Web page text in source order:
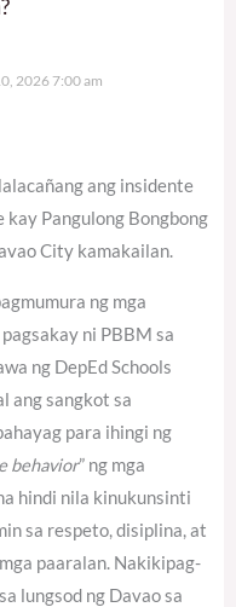
2026 7:00 am
ang insidente
Pangulong Bongbong
City kamakailan.
ng mga
ni PBBM sa
ng DepEd Schools
ang sangkot sa
para ihingi ng
behavior” ng mga
hindi nila kinukunsinti
sa respeto, disiplina, at
paaralan. Nakikipag-
lungsod ng Davao sa